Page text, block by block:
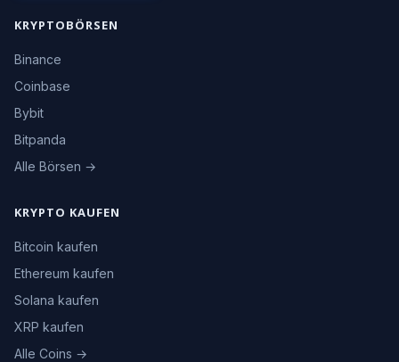
KRYPTOBÖRSEN
Binance
Coinbase
Bybit
Bitpanda
Alle Börsen →
KRYPTO KAUFEN
Bitcoin kaufen
Ethereum kaufen
Solana kaufen
XRP kaufen
Alle Coins →